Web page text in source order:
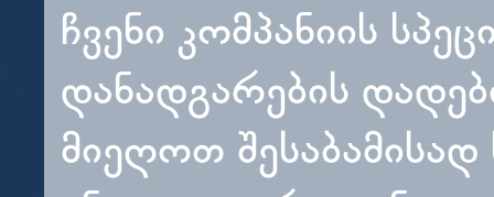
ჩვენი კომპანიის
დანადგარების
მიეღოთ